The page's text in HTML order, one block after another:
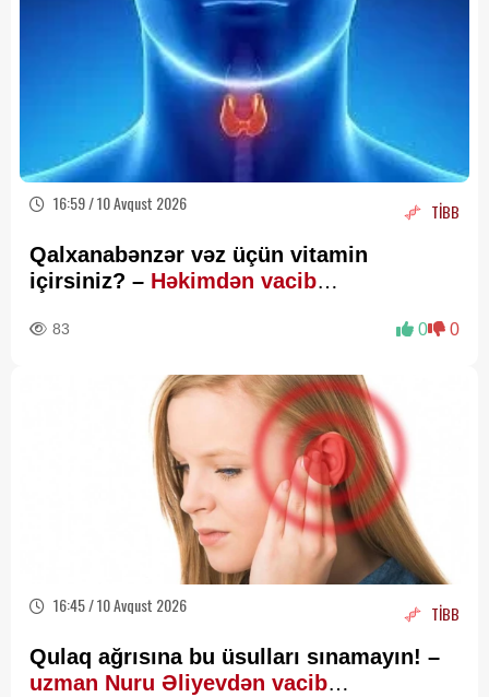
16:59 / 10 Avqust 2026 TİBB
Qalxanabənzər vəz üçün vitamin
içirsiniz? – Həkimdən vacib
83 0 0
16:45 / 10 Avqust 2026 TİBB
Qulaq ağrısına bu üsulları sınamayın! –
uzman Nuru Əliyevdən vacib